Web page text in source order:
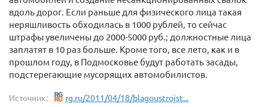
вдоль дорог. Если раньше для физического лица такая
неряшливость обходилась в 1000 рублей, то сейчас
штрафы увеличены до 2000-5000 руб.; должностные лица
заплатят в 10 раз больше. Кроме того, все лето, как и в
прошлом году, в Подмосковье будут работать засады,
подстерегающие мусорящих автомобилистов.
Источник: rg.ru/2011/04/18/blagoustrojst...